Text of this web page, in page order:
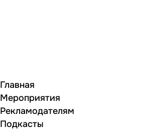
Главная
Мероприятия
Рекламодателям
Подкасты